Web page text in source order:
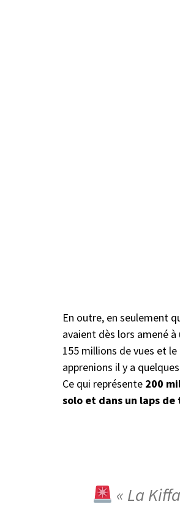
En outre, en seulement
avaient dès lors amené
155 millions de vues et
apprenions il y a
Ce qui représente 200
solo et dans un laps de
« La